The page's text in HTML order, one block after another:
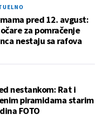
pred 12. avgust:
za pomračenje
nestaju sa rafova
nestankom: Rat i
piramidama starim
FOTO